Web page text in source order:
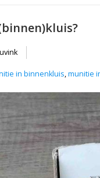
in binnenkluis,munitie